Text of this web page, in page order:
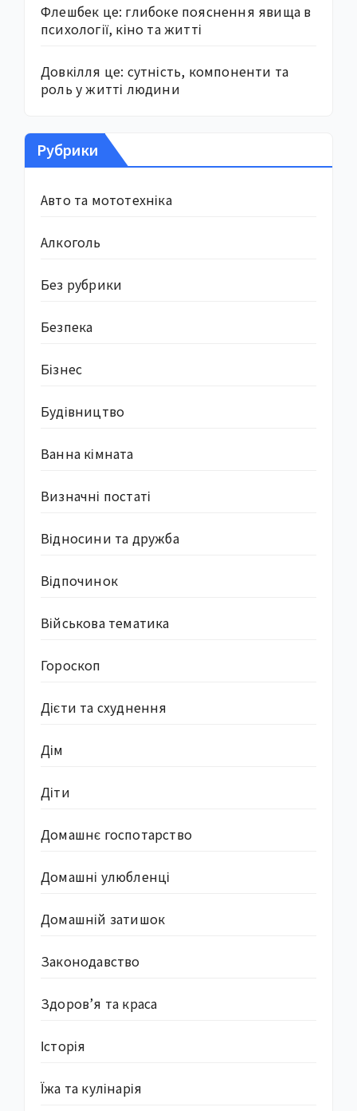
Флешбек це: глибоке пояснення явища в
психології, кіно та житті
Довкілля це: сутність, компоненти та
роль у житті людини
Рубрики
Авто та мототехніка
Алкоголь
Без рубрики
Безпека
Бізнес
Будівництво
Ванна кімната
Визначні постаті
Відносини та дружба
Відпочинок
Військова тематика
Гороскоп
Дієти та схуднення
Дім
Діти
Домашнє госпотарство
Домашні улюбленці
Домашній затишок
Законодавство
Здоров’я та краса
Історія
Їжа та кулінарія